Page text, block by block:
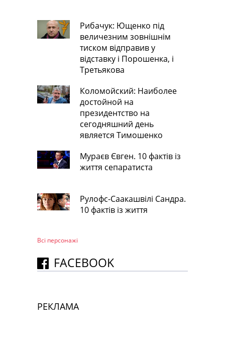
Рибачук: Ющенко під
величезним зовнішнім
тиском відправив у
відставку і Порошенка, і
Третьякова
Коломойский: Наиболее
достойной на
президентство на
сегодняшний день
является Тимошенко
Мураєв Євген. 10 фактів із
життя сепаратиста
Рулофс-Саакашвілі Сандра.
10 фактів із життя
Всі персонажi
FACEBOOK
РЕКЛАМА